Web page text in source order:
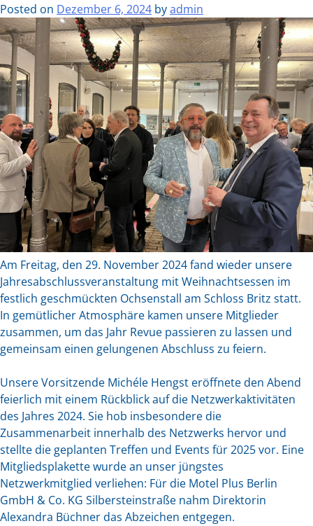
Posted on Dezember 6, 2024 byadmin
Am Freitag, den 29. November 2024 fand wieder unsere
Jahresabschlussveranstaltung mit Weihnachtsessen im
festlich geschmückten Ochsenstall am Schloss Britz statt.
In gemütlicher Atmosphäre kamen unsere Mitglieder
zusammen, um das Jahr Revue passieren zu lassen und
gemeinsam einen gelungenen Abschluss zu feiern.
Unsere Vorsitzende Michéle Hengst eröffnete den Abend
feierlich mit einem Rückblick auf die Netzwerkaktivitäten
des Jahres 2024. Sie hob insbesondere die
Zusammenarbeit innerhalb des Netzwerks hervor und
stellte die geplanten Treffen und Events für 2025 vor. Eine
Mitgliedsplakette wurde an unser jüngstes
Netzwerkmitglied verliehen: Für die Motel Plus Berlin
GmbH & Co. KG Silbersteinstraße nahm Direktorin
Alexandra Büchner das Abzeichen entgegen.